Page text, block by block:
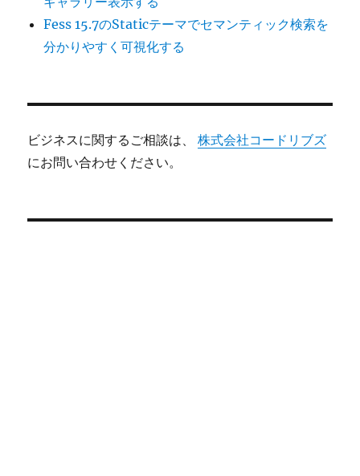
Fess 15.7のStaticテーマでセマンティック検索を
分かりやすく可視化する
ビジネスに関するご相談は、株式会社コードリブズ
にお問い合わせください。